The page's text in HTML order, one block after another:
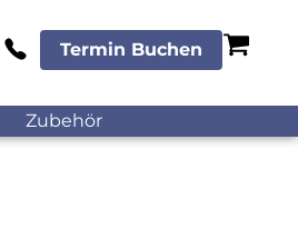
Termin Buchen
Zubehör